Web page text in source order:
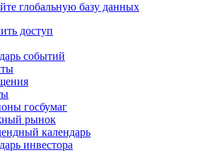
глобальную базу данных
доступ
событий
госбумаг
рынок
календарь
инвестора